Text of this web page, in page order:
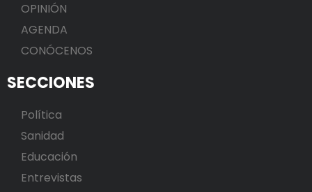
OPINIÓN
AGENDA
CONÓCENOS
SECCIONES
Política
Sanidad
Educación
Entrevistas